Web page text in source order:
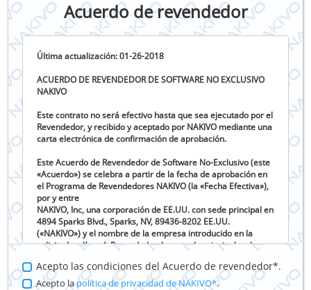
Acuerdo de revendedor
Última actualización: 01-26-2018
ACUERDO DE REVENDEDOR DE SOFTWARE NO EXCLUSIVO
NAKIVO
Este contrato no será efectivo hasta que sea ejecutado por el
Revendedor, y recibido y aceptado por NAKIVO mediante una
carta electrónica de confirmación de aprobación.
Este Acuerdo de Revendedor de Software No-Exclusivo (este
«Acuerdo») se celebra a partir de la fecha de aprobación en
el Programa de Revendedores NAKIVO (la «Fecha Efectiva»),
por y entre
NAKIVO, Inc, una corporación de EE.UU. con sede principal en
4894 Sparks Blvd., Sparks, NV, 89436-8202 EE.UU.
(«NAKIVO») y el nombre de la empresa introducido en la
solicitud en línea («Revendedor») con sede principal en la
Antecedentes
Acepto las condiciones del Acuerdo de revendedor*.
Acepto lapolítica de privacidad de NAKIVO*.